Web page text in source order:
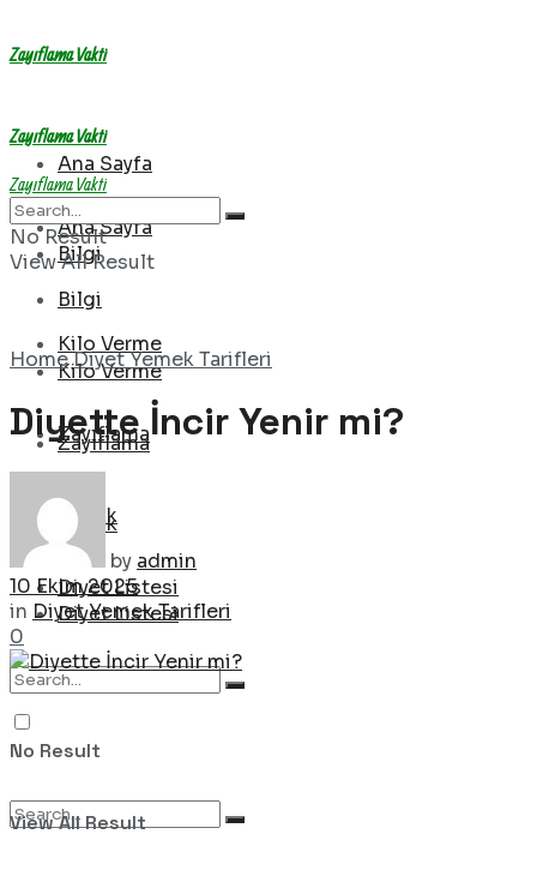
Zayıflama Vakti
Ana Sayfa
Bilgi
Kilo Verme
Zayıflama
Sağlık
Diyet Listesi
Zayıflama Vakti
Ana Sayfa
Bilgi
Kilo Verme
Zayıflama
Sağlık
Diyet Listesi
No Result
View All Result
Zayıflama Vakti
No Result
View All Result
HomeDiyet Yemek Tarifleri
Diyette İncir Yenir mi?
by admin
10 Ekim 2025
in Diyet Yemek Tarifleri
0